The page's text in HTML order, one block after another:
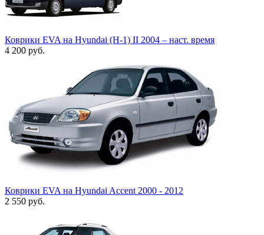
Коврики EVA на Hyundai (H-1) II 2004 – наст. время
4 200 руб.
Коврики EVA на Hyundai Accent 2000 - 2012
2 550 руб.